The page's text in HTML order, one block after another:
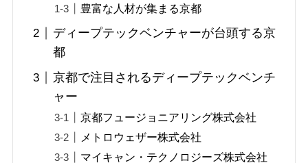
豊富な人材が集まる京都
ディープテックベンチャーが台頭する京
都
京都で注目されるディープテックベンチ
ャー
京都フュージョニアリング株式会社
メトロウェザー株式会社
マイキャン・テクノロジーズ株式会社